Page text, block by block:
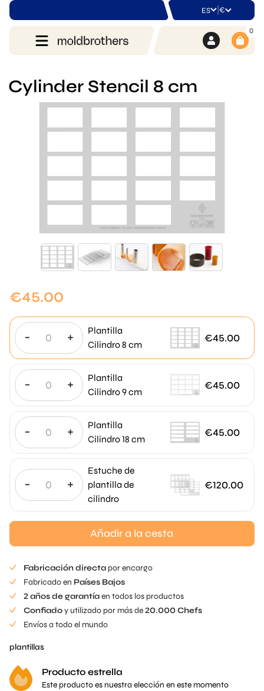
ES | €
0
Cylinder Stencil 8 cm
€45.00
- +
Plantilla
Cilindro 8 cm
€45.00
- +
Plantilla
Cilindro 9 cm
€45.00
- +
Plantilla
Cilindro 18 cm
€45.00
- +
Estuche de
plantilla de
cilindro
€120.00
Añadir a la cesta
Fabricación directa por encargo
Fabricado en Países Bajos
2 años de garantíaen todos los productos
Confiadoy utilizado por más de20.000 Chefs
Envíos a todo el mundo
plantillas
Producto estrella
Este producto es nuestra elección en este momento